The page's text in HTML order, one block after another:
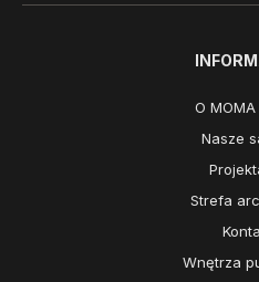
O
Nasze
Strefa
Wnętrza